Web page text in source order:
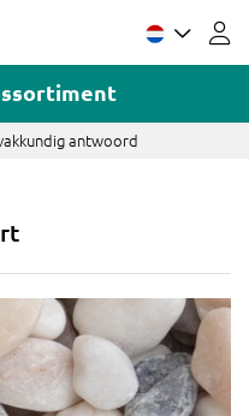
of achteraf